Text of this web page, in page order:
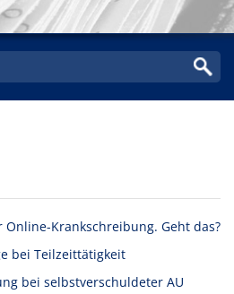
Krankschreibung. Geht das?
bei Teilzeittätigkeit
bei selbstverschuldeter AU